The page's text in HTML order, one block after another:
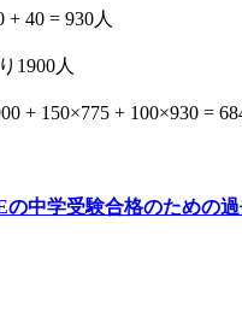
40 = 930人
1900人
+ 150×775 + 100×930 =
中学受験合格のための